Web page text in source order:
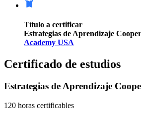
Título a certificar
Estrategias de Aprendizaje
Academy USA
Certificado de estudios
Estrategias de Aprendizaje
120 horas certificables